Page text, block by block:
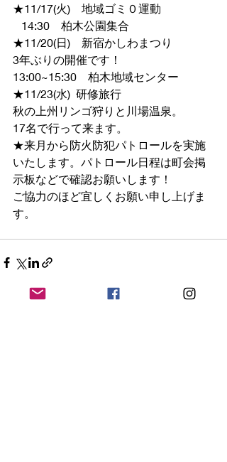
★11/17(火)　地域ゴミ０運動
   14:30　柏木公園集合
★11/20(日)　新宿かしわまつり
3年ぶりの開催です！
13:00~15:30　柏木地域センター
★11/23(水)  研修旅行
秋の上州リンゴ狩りと川場温泉。
17名で行って来ます。
★来月から防火防犯パトロールを実施
いたします。パトロール日程は町会掲
示板などで確認お願いします！
ご協力のほど宜しくお願い申し上げま
す。